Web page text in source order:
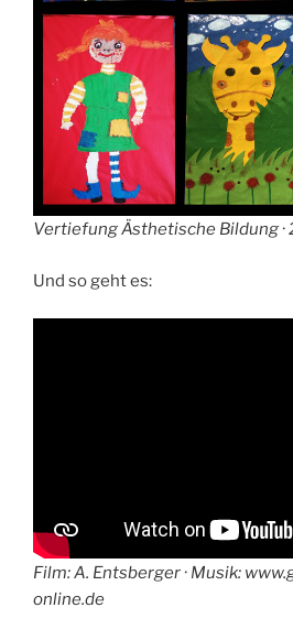
Vertiefung Ästhetische Bildung ·
Und so geht es:
Film: A. Entsberger · Musik:
online.de